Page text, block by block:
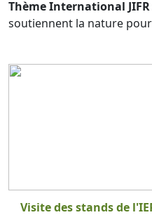
Thème International JIFR
soutiennent la nature pour
Visite des stands de